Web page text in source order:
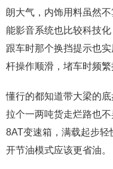
朗大气，内饰用料虽然
能影音系统也比较科技
跟车时那个换挡提示也
杆操作顺滑，堵车时频繁
懂行的都知道带大梁的
拉个一两吨货走烂路也
8AT变速箱，满载起步
开节油模式应该更省油。